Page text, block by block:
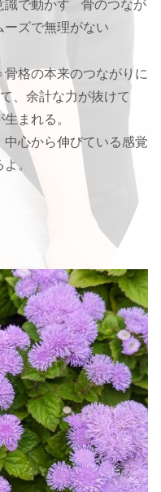
識で動かす 骨のつなが
ーズで無理がない
格の本来のつながりに
、余計な力が抜けて
まれる。
心から伸びている感覚
。